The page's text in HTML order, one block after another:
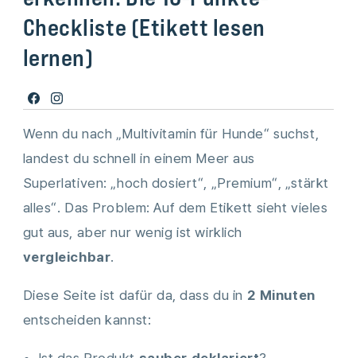
Checkliste (Etikett lesen
lernen)
Facebook
Instagram
Wenn du nach „Multivitamin für Hunde“ suchst,
landest du schnell in einem Meer aus
Superlativen: „hoch dosiert“, „Premium“, „stärkt
alles“. Das Problem: Auf dem Etikett sieht vieles
gut aus, aber nur wenig ist wirklich
vergleichbar.
Diese Seite ist dafür da, dass du in 2 Minuten
entscheiden kannst: